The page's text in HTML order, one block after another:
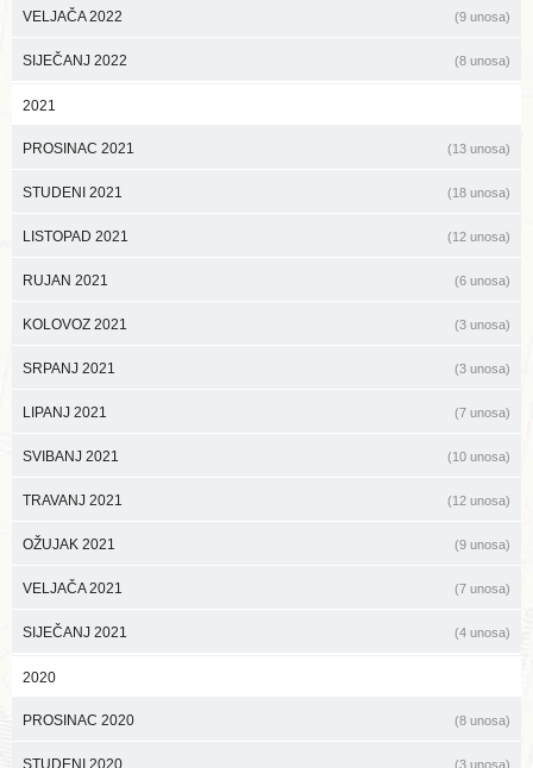
VELJAČA 2022 (9 unosa)
SIJEČANJ 2022 (8 unosa)
2021
PROSINAC 2021 (13 unosa)
STUDENI 2021 (18 unosa)
LISTOPAD 2021 (12 unosa)
RUJAN 2021 (6 unosa)
KOLOVOZ 2021 (3 unosa)
SRPANJ 2021 (3 unosa)
LIPANJ 2021 (7 unosa)
SVIBANJ 2021 (10 unosa)
TRAVANJ 2021 (12 unosa)
OŽUJAK 2021 (9 unosa)
VELJAČA 2021 (7 unosa)
SIJEČANJ 2021 (4 unosa)
2020
PROSINAC 2020 (8 unosa)
STUDENI 2020 (3 unosa)